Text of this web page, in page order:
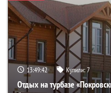
13:49:41 Купили:7
Отдых на турбазе